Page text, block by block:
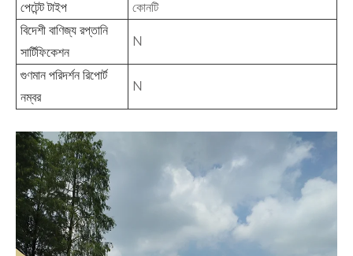
পেটেন্ট টাইপ
কোনটি
বিদেশী বাণিজ্য রপ্তানি
সার্টিফিকেশন
N
গুণমান পরিদর্শন রিপোর্ট
নম্বর
N